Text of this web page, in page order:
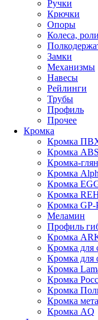
Ручки
Крючки
Опоры
Колеса,
Замки
Механизмы
Навесы
Рейлинги
Трубы
Профиль
Прочее
Кромка
Кромка
Кромка
Кромка-
Кромка
Кромка
Кромка
Кромка GP-
Меламин
Профиль
Кромка
Кромка для
Кромка для
Кромка
Кромка
Кромка
Кромка
Кромка AQ